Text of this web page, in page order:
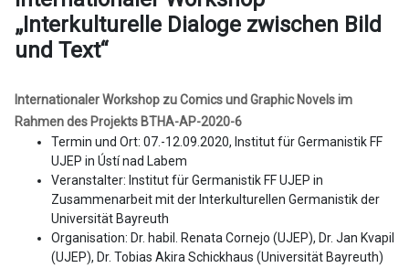
„Interkulturelle Dialoge zwischen Bild
und Text“
Internationaler Workshop zu Comics und Graphic Novels im
Rahmen des Projekts BTHA-AP-2020-6
Termin und Ort: 07.-12.09.2020, Institut für Germanistik FF
UJEP in Ústí nad Labem
Veranstalter: Institut für Germanistik FF UJEP in
Zusammenarbeit mit der Interkulturellen Germanistik der
Universität Bayreuth
Organisation: Dr. habil. Renata Cornejo (UJEP), Dr. Jan Kvapil
(UJEP), Dr. Tobias Akira Schickhaus (Universität Bayreuth)